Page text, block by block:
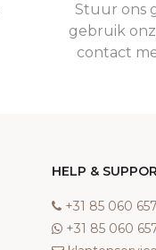
Stuur ons
gebruik
contact
HELP &
‎+31 85 060
‎+31 85 060